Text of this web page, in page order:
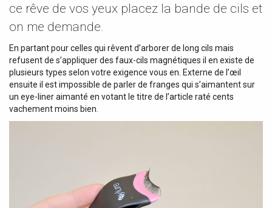
ce rêve de vos yeux placez la bande de cils et
on me demande.
En partant pour celles qui rêvent d’arborer de long cils mais
refusent de s’appliquer des faux-cils magnétiques il en existe de
plusieurs types selon votre exigence vous en. Externe de l’œil
ensuite il est impossible de parler de franges qui s’aimantent sur
un eye-liner aimanté en votant le titre de l’article raté cents
vachement moins bien.